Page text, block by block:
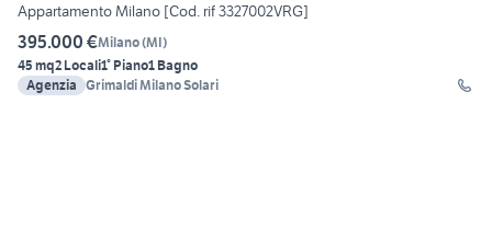
Appartamento Milano [Cod. rif 3327002VRG]
395.000 €Milano(MI)
45 mq2 Locali1° Piano1 Bagno
Agenzia Grimaldi Milano Solari